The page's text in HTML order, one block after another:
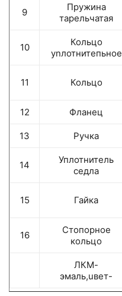
9
Пружина
тарельчатая
10
Кольцо
уnлотнитепьное
11 Кольцо
12 Фланец
13 Ручка
14
Уплотнитель
седла
15 Гайка
16
Стопорное
кольцо
ЛКМ-
эмаль,uвет-